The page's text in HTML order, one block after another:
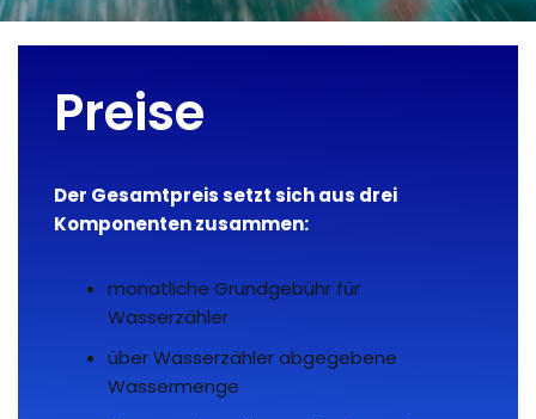
Preise
Der Gesamtpreis setzt sich aus drei
Komponenten zusammen:
monatliche Grundgebühr für
Wasserzähler
über Wasserzähler abgegebene
Wassermenge